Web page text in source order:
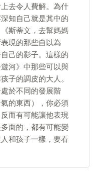
去令人費解。為什
知自己就是其中的
斯蒂文，去幫媽媽
現的那些自以為
己的影子。這樣的
河》中那些可以與
子的調皮的大人。
於不同的發展階
的東西），你必須
而有可能讓他表現
面的，都有可能變
和孩子一樣，要看